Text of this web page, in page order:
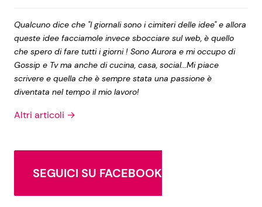
Qualcuno dice che "I giornali sono i cimiteri delle idee" e allora
queste idee facciamole invece sbocciare sul web, è quello
che spero di fare tutti i giorni ! Sono Aurora e mi occupo di
Gossip e Tv ma anche di cucina, casa, social...Mi piace
scrivere e quella che è sempre stata una passione è
diventata nel tempo il mio lavoro!
Altri articoli →
SEGUICI SU FACEBOOK